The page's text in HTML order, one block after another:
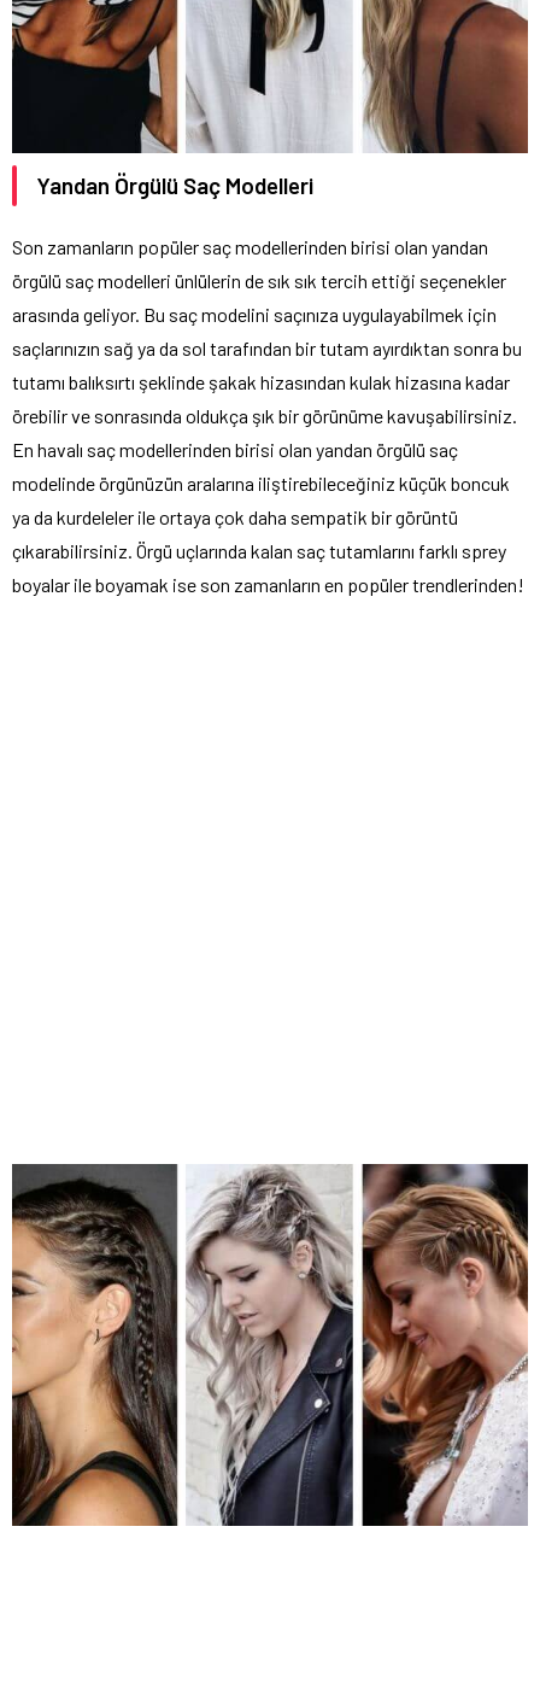
Yandan Örgülü Saç Modelleri
Son zamanların popüler saç modellerinden birisi olan yandan
örgülü saç modelleri ünlülerin de sık sık tercih ettiği seçenekler
arasında geliyor. Bu saç modelini saçınıza uygulayabilmek için
saçlarınızın sağ ya da sol tarafından bir tutam ayırdıktan sonra bu
tutamı balıksırtı şeklinde şakak hizasından kulak hizasına kadar
örebilir ve sonrasında oldukça şık bir görünüme kavuşabilirsiniz.
En havalı saç modellerinden birisi olan yandan örgülü saç
modelinde örgünüzün aralarına iliştirebileceğiniz küçük boncuk
ya da kurdeleler ile ortaya çok daha sempatik bir görüntü
çıkarabilirsiniz. Örgü uçlarında kalan saç tutamlarını farklı sprey
boyalar ile boyamak ise son zamanların en popüler trendlerinden!